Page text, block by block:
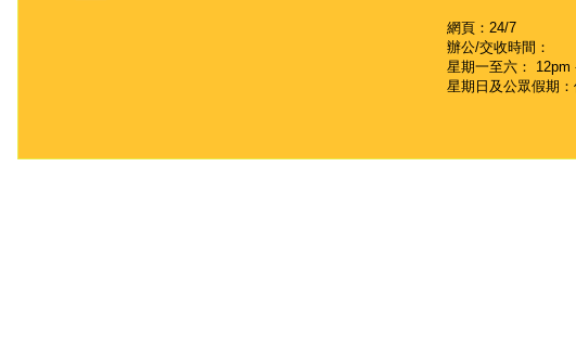
網頁：24/7
辦公/交收時間：
星期一至六： 12pm
星期日及公眾假期：